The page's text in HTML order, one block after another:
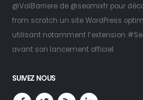
@ValBarriere de @seomixfr pour
from scratch un site WordPress
utilisant notamment l’extension
avant son lancement officiel.
SUIVEZ NOUS